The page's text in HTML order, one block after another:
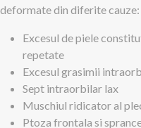
deformate din diferite cauze:
Excesul de piele
repetate
Excesul grasimii
Sept intraorbilar lax
Muschiul ridicator al
Ptoza frontala si